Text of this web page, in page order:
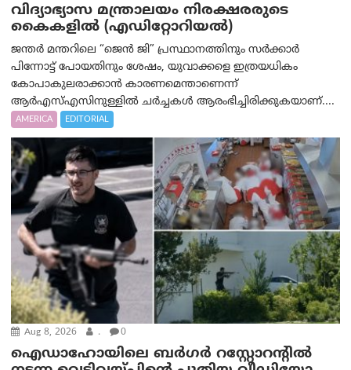
വിദ്യാഭ്യാസ മന്ത്രാലയം നിരക്ഷരരുടെ
കൈകളിൽ (എഡിറ്റോറിയല്‍)
ജന്തർ മന്തറിലെ “ജെൻ ജി” പ്രസ്ഥാനത്തിനും സർക്കാർ
പിന്നോട്ട് പോയതിനും ശേഷം, യുവാക്കളെ ഇത്രയധികം
കോപാകുലരാക്കാൻ കാരണമെന്താണെന്ന്
ആർ‌എസ്‌എസിനുള്ളിൽ ചർച്ചകൾ ആരംഭിച്ചിരിക്കുകയാണ്....
AMERICA EDITORIAL
Aug 8, 2026 . 0
ഐഡാഹോയിലെ ബർഗർ റസ്റ്റോറന്റിൽ